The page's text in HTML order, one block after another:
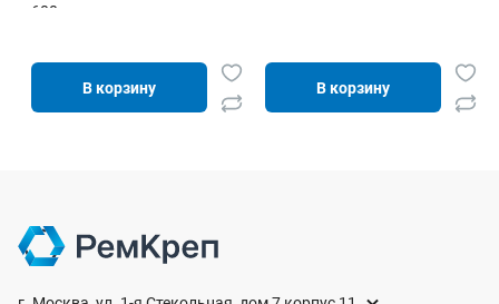
600г
В корзину В корзину